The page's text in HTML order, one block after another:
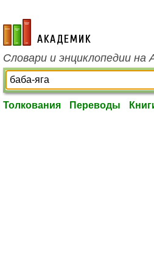
academic.ru
Словари и энциклопедии на
Толкования Переводы